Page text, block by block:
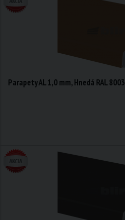
Parapety AL 1,0 mm, Hnedá RAL 8003